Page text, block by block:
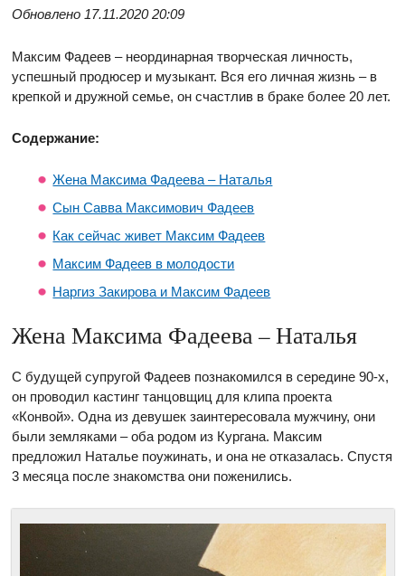
Обновлено 17.11.2020 20:09
Максим Фадеев – неординарная творческая личность,
успешный продюсер и музыкант. Вся его личная жизнь – в
крепкой и дружной семье, он счастлив в браке более 20 лет.
Содержание:
Жена Максима Фадеева – Наталья
Сын Савва Максимович Фадеев
Как сейчас живет Максим Фадеев
Максим Фадеев в молодости
Наргиз Закирова и Максим Фадеев
Жена Максима Фадеева – Наталья
С будущей супругой Фадеев познакомился в середине 90-х,
он проводил кастинг танцовщиц для клипа проекта
«Конвой». Одна из девушек заинтересовала мужчину, они
были земляками – оба родом из Кургана. Максим
предложил Наталье поужинать, и она не отказалась. Спустя
3 месяца после знакомства они поженились.